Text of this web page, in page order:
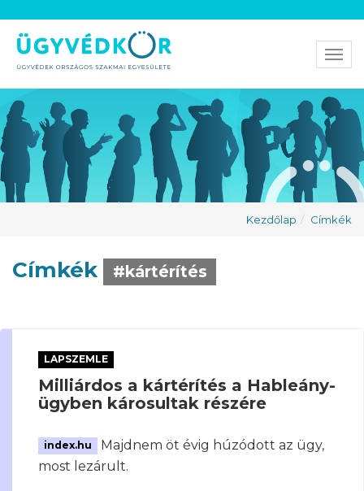
Kezdőlap Címkék
Címkék #kártérítés
LAPSZEMLE
Milliárdos a kártérítés a Hableány-
ügyben károsultak részére
index.hu
Majdnem öt évig húzódott az ügy,
most lezárult.